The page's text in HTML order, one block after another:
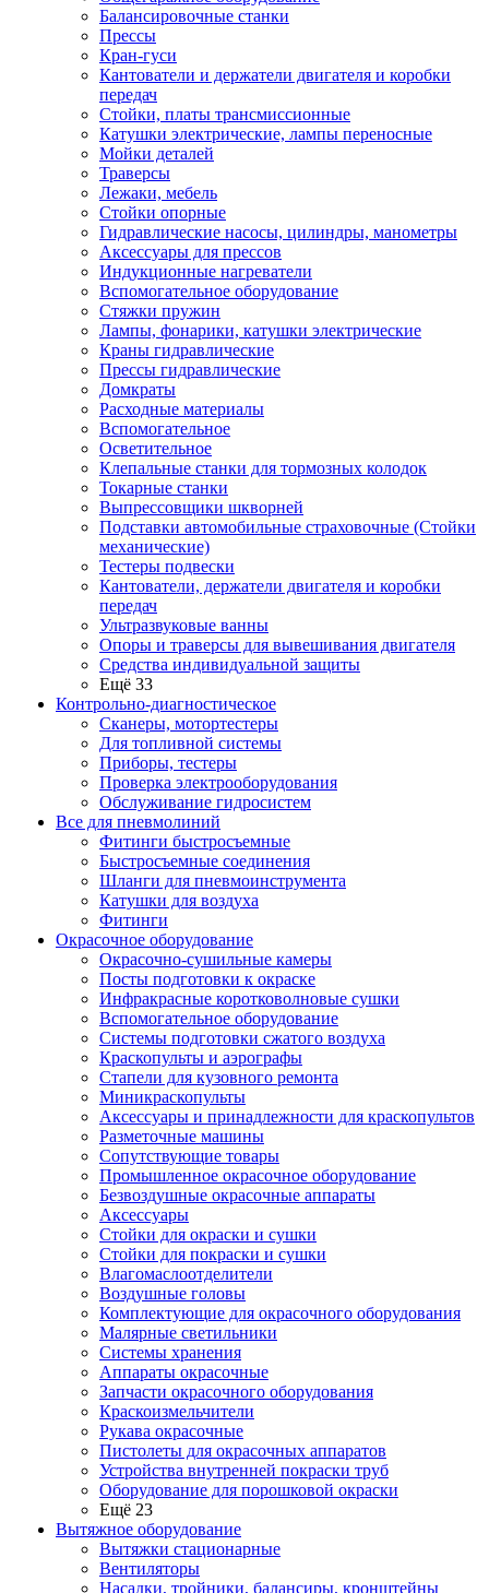
Балансировочные станки
Прессы
Кран-гуси
Кантователи и держатели двигателя и коробки
передач
Стойки, платы трансмиссионные
Катушки электрические, лампы переносные
Мойки деталей
Траверсы
Лежаки, мебель
Стойки опорные
Гидравлические насосы, цилиндры, манометры
Аксессуары для прессов
Индукционные нагреватели
Вспомогательное оборудование
Стяжки пружин
Лампы, фонарики, катушки электрические
Краны гидравлические
Прессы гидравлические
Домкраты
Расходные материалы
Вспомогательное
Осветительное
Клепальные станки для тормозных колодок
Токарные станки
Выпрессовщики шкворней
Подставки автомобильные страховочные (Стойки
механические)
Тестеры подвески
Кантователи, держатели двигателя и коробки
передач
Ультразвуковые ванны
Опоры и траверсы для вывешивания двигателя
Средства индивидуальной защиты
Ещё 33
Контрольно-диагностическое
Сканеры, мотортестеры
Для топливной системы
Приборы, тестеры
Проверка электрооборудования
Обслуживание гидросистем
Все для пневмолиний
Фитинги быстросъемные
Быстросъемные соединения
Шланги для пневмоинструмента
Катушки для воздуха
Фитинги
Окрасочное оборудование
Окрасочно-сушильные камеры
Посты подготовки к окраске
Инфракрасные коротковолновые сушки
Вспомогательное оборудование
Системы подготовки сжатого воздуха
Краскопульты и аэрографы
Стапели для кузовного ремонта
Миникраскопульты
Аксессуары и принадлежности для краскопультов
Разметочные машины
Сопутствующие товары
Промышленное окрасочное оборудование
Безвоздушные окрасочные аппараты
Аксессуары
Стойки для окраски и сушки
Стойки для покраски и сушки
Влагомаслоотделители
Воздушные головы
Комплектующие для окрасочного оборудования
Малярные светильники
Системы хранения
Аппараты окрасочные
Запчасти окрасочного оборудования
Краскоизмельчители
Рукава окрасочные
Пистолеты для окрасочных аппаратов
Устройства внутренней покраски труб
Оборудование для порошковой окраски
Ещё 23
Вытяжное оборудование
Вытяжки стационарные
Вентиляторы
Насадки, тройники, балансиры, кронштейны